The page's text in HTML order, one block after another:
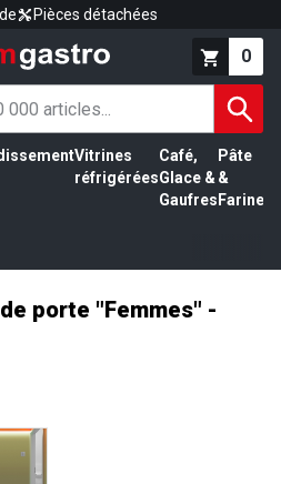
Pièces détachées
0
Vitrines
réfrigérées
Café,
Glace &
Gaufres
Pâte
&
Farine
porte "Femmes" -